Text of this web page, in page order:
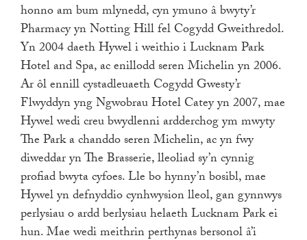
honno am bum mlynedd, cyn ymuno â bwyty’r
Pharmacy yn Notting Hill fel Cogydd Gweithredol.
Yn 2004 daeth Hywel i weithio i Lucknam Park
Hotel and Spa, ac enillodd seren Michelin yn 2006.
Ar ôl ennill cystadleuaeth Cogydd Gwesty’r
Flwyddyn yng Ngwobrau Hotel Catey yn 2007, mae
Hywel wedi creu bwydlenni ardderchog ym mwyty
The Park a chanddo seren Michelin, ac yn fwy
diweddar yn The Brasserie, lleoliad sy’n cynnig
profiad bwyta cyfoes. Lle bo hynny’n bosibl, mae
Hywel yn defnyddio cynhwysion lleol, gan gynnwys
perlysiau o ardd berlysiau helaeth Lucknam Park ei
hun. Mae wedi meithrin perthynas bersonol â’i